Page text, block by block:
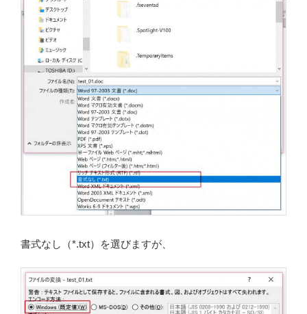
書式なし（*.txt）を選びますが、